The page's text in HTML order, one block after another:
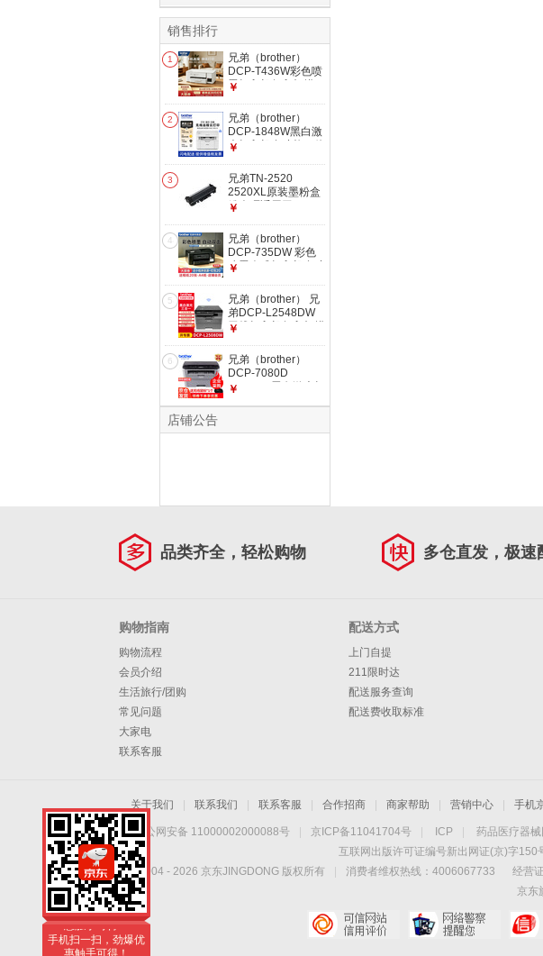
销售排行
1
兄弟（brother）
DCP-T436W彩色喷
墨打印机复印扫描一
供WIFi家用 兄弟
T436W【支持5G无
线 远程打印】
￥
2
兄弟（brother）
DCP-1848W黑白激
光打印机多功能一体
办公家用远程打印学
生用三合一1638W
升级版 官方标配
￥
3
兄弟TN-2520
2520XL原装墨粉盒
粉仓硒适用于
L2648DW
L2518DW 兼容
2520粉盒 可打印约
2000张
￥
4
兄弟（brother）
DCP-735DW 彩色
喷墨仓式打印机多功
用 兄弟DCP-
735DW【自带原装
墨水一套】
￥
5
兄弟（brother） 兄
弟DCP-L2548DW
无线打印机复印扫描
复印连续扫描家用
兄弟L2508DW 双面
打印2.4/5G 远程打
印
￥
6
兄弟（brother）
DCP-7080D
2518DW黑白激光打
￥
店铺公告
品类齐全，轻松购物 多仓直发，极速
购物指南
购物流程
会员介绍
生活旅行/团购
常见问题
大家电
联系客服
配送方式
上门自提
211限时达
配送服务查询
配送费收取标准
关于我们 联系我们 联系客服 合作招商 商家帮助 营销中心 手机
京公网安备 11000002000088号 京ICP备11041704号 ICP 药品医疗器
互联网出版许可证编号新出网证(京)字150
Copyright © 2004 - 2026 京东JINGDONG 版权所有 消费者维权热线：4006067733 经营
京东
手机扫一扫，劲爆优
惠触手可得！
手机扫一扫，劲爆优
惠触手可得！